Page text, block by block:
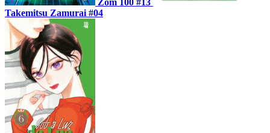
Takemitsu Zamurai #04